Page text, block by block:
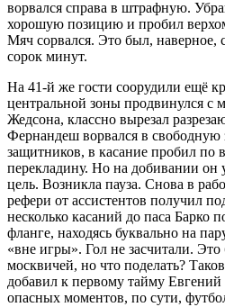
ворвался справа в штрафную.
хорошую позицию и пробил
Мяч сорвался. Это был, наверное,
сорок минут.
На 41-й же гости соорудили ещё
центральной зоны продвинулся с
Жедсона, классно вырезал
Фернандеш ворвался в свободную
защитников, в касание пробил по
перекладину. Но на добивании он
цель. Возникла пауза. Снова в
рефери от ассистентов получил
несколько касаний до паса Барко
фланге, находясь буквально на
«вне игры». Гол не засчитали.
москвичей, но что поделать?
добавил к первому тайму
опасных моментов, по сути,